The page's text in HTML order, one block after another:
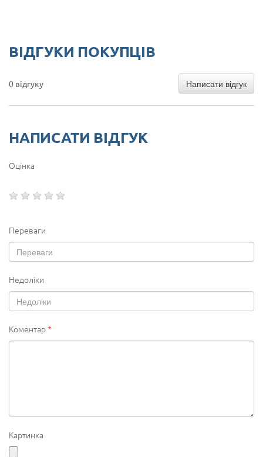
ВІДГУКИ ПОКУПЦІВ
0 відгуку Написати відгук
НАПИСАТИ ВІДГУК
Оцінка
Переваги
Недоліки
Коментар*
Картинка